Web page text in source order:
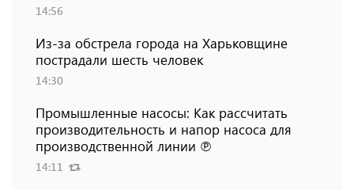
14:56
Из-за обстрела города на Харьковщине
пострадали шесть человек
14:30
Промышленные насосы: Как рассчитать
производительность и напор насоса для
производственной линии ℗
14:11